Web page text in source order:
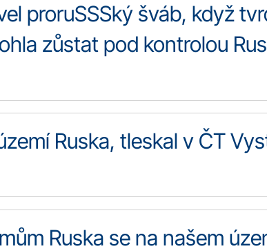
proruSSSký šváb, když
zůstat pod kontrolou
Ruska, tleskal v ČT
Ruska se na našem